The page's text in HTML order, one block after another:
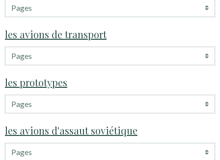
les avions de transport
les prototypes
les avions d'assaut soviétique